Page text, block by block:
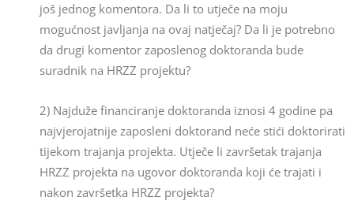
još jednog komentora. Da li to utječe na moju
mogućnost javljanja na ovaj natječaj? Da li je potrebno
da drugi komentor zaposlenog doktoranda bude
suradnik na HRZZ projektu?
2) Najduže financiranje doktoranda iznosi 4 godine pa
najvjerojatnije zaposleni doktorand neće stići doktorirati
tijekom trajanja projekta. Utječe li završetak trajanja
HRZZ projekta na ugovor doktoranda koji će trajati i
nakon završetka HRZZ projekta?